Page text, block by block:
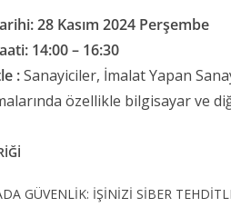
28 Kasım 2024 Perşembe
14:00 – 16:30
:Sanayiciler, İmalat Yapan
özellikle bilgisayar ve
GÜVENLİK: İŞİNİZİ SİBER